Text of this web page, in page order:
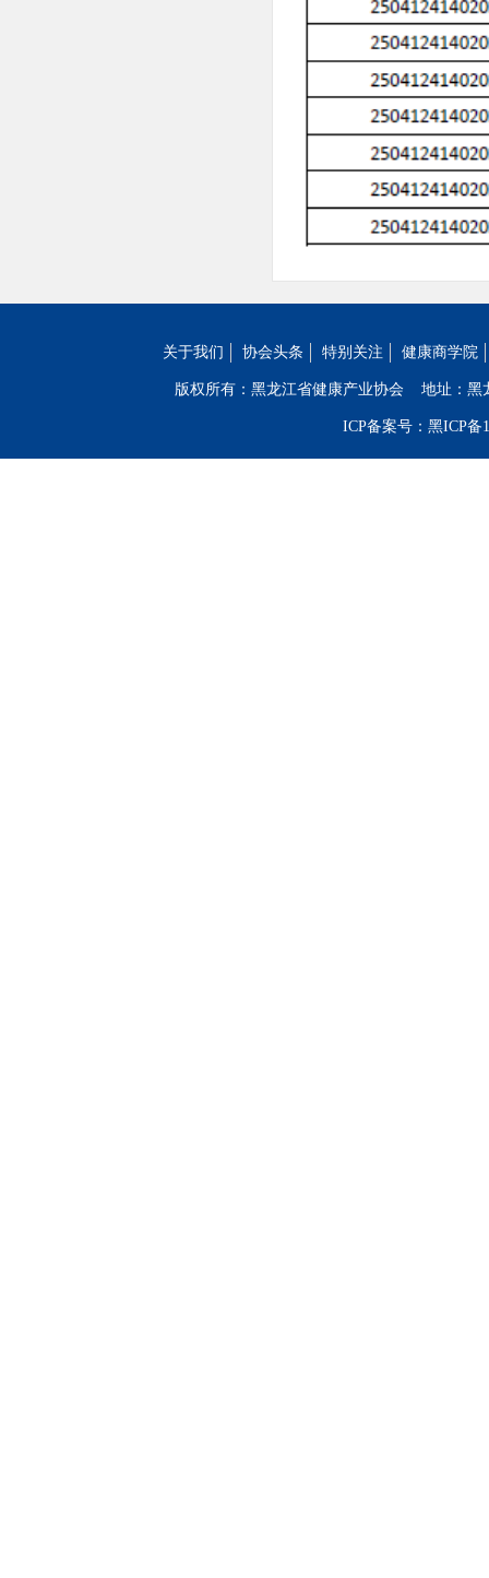
关于我们 协会头条 特别关注 健康商学院
版权所有：黑龙江省健康产业协会 地址：黑
ICP备案号：黑ICP备